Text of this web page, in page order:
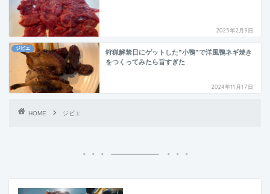
2025年2月9日
ジビエ
狩猟解禁日にゲットした”小鴨”で洋風鴨ネギ焼き
をつくってみたら旨すぎた
2024年11月17日
HOME ジビエ